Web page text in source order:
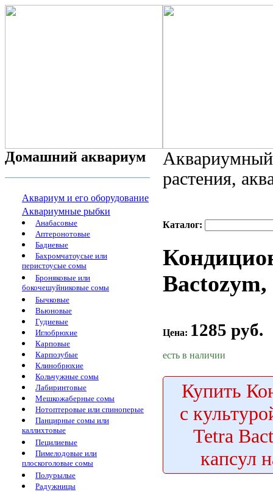
Домашний аквариум
Аквариум и его оборудование
Аквариумные рыбки
Анабасовые
Аптеронотовые
Бадиевые
Бахромчатоусые или
перистоусые сомы
Броняковые или
бокочешуйниковые сомы
Бычковые
Вьюновые
Гудиевые
Иглобрюхие
Карповые
Карпозубые
Клинобрюхие
Кольчужные сомы
Лабиринтовые
Мешкожаберные сомы
Нотоптеровые или спиноперые
Панцирные сомы или
каллихтовые
Пецилиевые
Пимелодовые или
плоскоголовые сомы
Полурылые
Радужницы
растения,
Каталог:
Bactozym,
Цена: 1285 руб.
есть в наличии
Купить
с
Tetra
капсул